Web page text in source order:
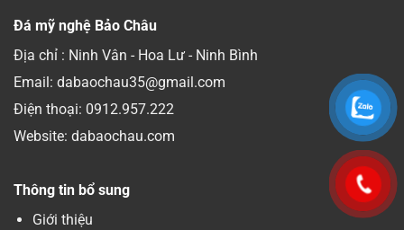
Đá mỹ nghệ Bảo Châu
Địa chỉ : Ninh Vân - Hoa Lư - Ninh Bình
Email: dabaochau35@gmail.com
Điện thoại: 0912.957.222
Website: dabaochau.com
Thông tin bổ sung
Giới thiệu